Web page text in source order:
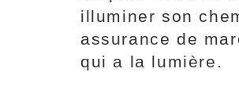
illuminer son
assurance de
qui a la lumière.